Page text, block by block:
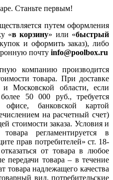
Станьте первым!
путем оформления
«в корзину» или «быстрый
и оформить заказ), либо
почту info@poolbox.ru
компанию производится
товара. При доставке
Московской области, если
более 50 000 руб., требуется
банковской картой
на расчетный счет)
стоимости заказа. Условия и
регламентируется в
прав потребителей» ст. 18-
от товара в любое
передачи товара – в течение
товара надлежащего качества
вид, потребительские